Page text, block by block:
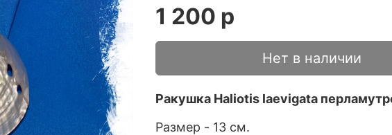
1 200 р
Нет в наличии
Ракушка Haliotis laevigata
Размер - 13 см.